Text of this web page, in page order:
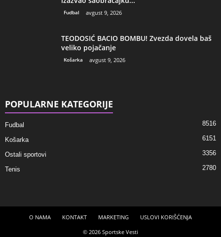
Fudbal avgust 9, 2026
TEODOSIĆ BACIO BOMBU! Zvezda dovela baš
veliko pojačanje
Košarka avgust 9, 2026
POPULARNE KATEGORIJE
Fudbal 8516
Košarka 6151
Ostali sportovi 3356
Tenis 2780
O NAMA KONTAKT MARKETING
USLOVI KORIŠĆENJA
© 2026 Sportske Vesti